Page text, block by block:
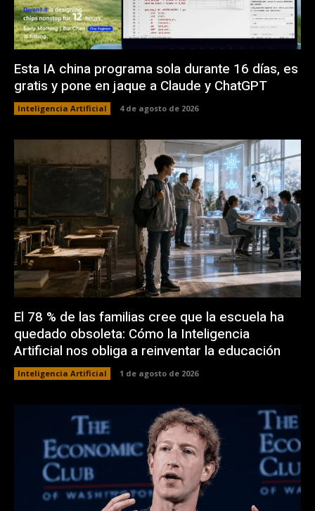
Esta IA china programa sola durante 16 días, es
gratis y pone en jaque a Claude y ChatGPT
Inteligencia Artificial 4 de agosto de 2026
El 78 % de las familias cree que la escuela ha
quedado obsoleta: Cómo la Inteligencia
Artificial nos obliga a reinventar la educación
Inteligencia Artificial 1 de agosto de 2026